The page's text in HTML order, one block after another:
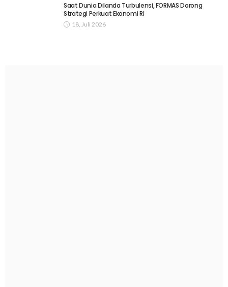
Saat Dunia Dilanda Turbulensi, FORMAS Dorong
Strategi Perkuat Ekonomi RI
18, Juli 2026